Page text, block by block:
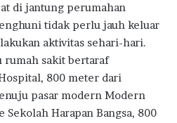
di jantung perumahan
tidak perlu jauh keluar
aktivitas sehari-hari.
rumah sakit bertaraf
800 meter dari
pasar modern Modern
Harapan Bangsa, 800